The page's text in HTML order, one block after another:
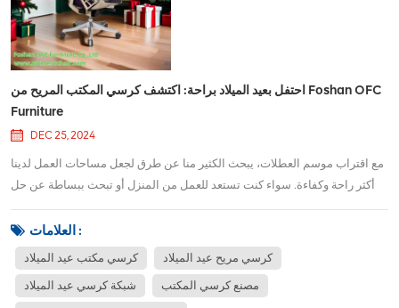
احتفل بعيد الميلاد براحة: اكتشف كرسي المكتب المريح من Foshan OFC
Furniture
DEC 25, 2024
مع اقتراب موسم العطلات، يبحث الكثير منا عن طرق لجعل مساحات العمل لدينا
أكثر راحة وكفاءة. سواء كنت تستعد للعمل من المنزل أو تبحث ببساطة عن حل
الانزعاج، ويعزز الإنتاجية. فوشان OFC الأثاث، شركة رائدة في صناعة كراسي
المكتب المريحة، ت...
العلامات :
كرسي مكتب عيد الميلاد كرسي مريح عيد الميلاد
شبكة كرسي عيد الميلاد مصنع كرسي المكتب